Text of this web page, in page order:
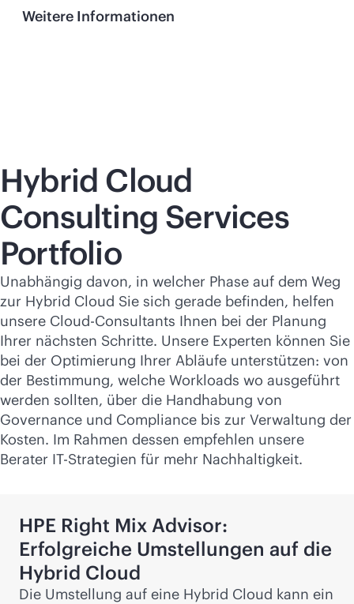
Weitere Informationen
Hybrid Cloud
Consulting Services
Portfolio
Unabhängig davon, in welcher Phase auf dem Weg
zur Hybrid Cloud Sie sich gerade befinden, helfen
unsere Cloud-Consultants Ihnen bei der Planung
Ihrer nächsten Schritte. Unsere Experten können Sie
bei der Optimierung Ihrer Abläufe unterstützen: von
der Bestimmung, welche Workloads wo ausgeführt
werden sollten, über die Handhabung von
Governance und Compliance bis zur Verwaltung der
Kosten. Im Rahmen dessen empfehlen unsere
Berater IT-Strategien für mehr Nachhaltigkeit.
HPE Right Mix Advisor:
Erfolgreiche Umstellungen auf die
Hybrid Cloud
Die Umstellung auf eine Hybrid Cloud kann ein